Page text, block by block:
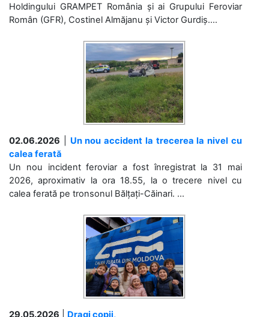
Holdingului GRAMPET România și ai Grupului Feroviar
Român (GFR), Costinel Almăjanu și Victor Gurdiș....
02.06.2026
Un nou accident la trecerea la nivel cu
calea ferată
Un nou incident feroviar a fost înregistrat la 31 mai
2026, aproximativ la ora 18.55, la o trecere nivel cu
calea ferată pe tronsonul Bălțați-Căinari. ...
29.05.2026
Dragi copii,